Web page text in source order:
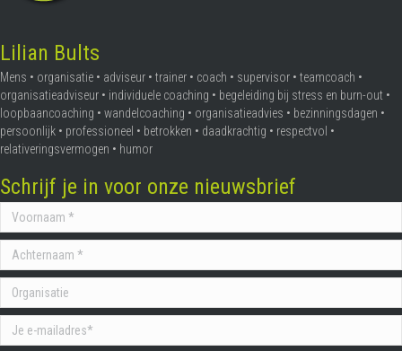
Lilian Bults
Mens • organisatie • adviseur • trainer • coach • supervisor • teamcoach •
organisatieadviseur • individuele coaching • begeleiding bij stress en burn-out •
loopbaancoaching • wandelcoaching • organisatieadvies • bezinningsdagen •
persoonlijk • professioneel • betrokken • daadkrachtig • respectvol •
relativeringsvermogen • humor
Schrijf je in voor onze nieuwsbrief